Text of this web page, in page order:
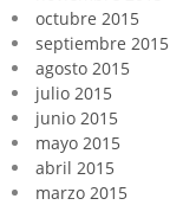
octubre 2015
septiembre 2015
agosto 2015
julio 2015
junio 2015
mayo 2015
abril 2015
marzo 2015